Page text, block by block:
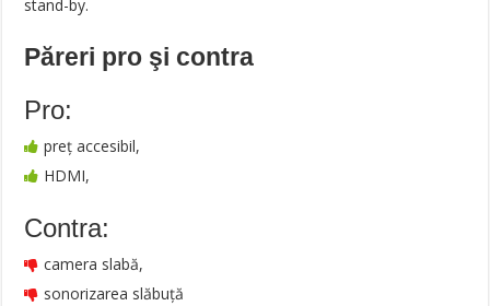
stand-by.
Păreri pro şi contra
Pro:
preț accesibil,
HDMI,
Contra:
camera slabă,
sonorizarea slăbuță